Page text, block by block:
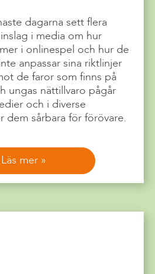
dagarna sett flera
i media om hur
i onlinespel och hur de
anpassar sina riktlinjer
de faror som finns på
ungas nättillvaro pågår
och i diverse
dem sårbara för förövare.
Läs mer